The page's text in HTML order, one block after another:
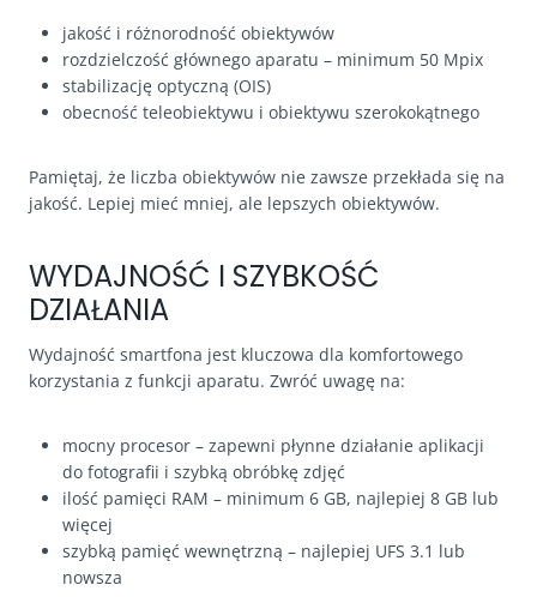
jakość i różnorodność obiektywów
rozdzielczość głównego aparatu – minimum 50 Mpix
stabilizację optyczną (OIS)
obecność teleobiektywu i obiektywu szerokokątnego
Pamiętaj, że liczba obiektywów nie zawsze przekłada się na
jakość. Lepiej mieć mniej, ale lepszych obiektywów.
WYDAJNOŚĆ I SZYBKOŚĆ
DZIAŁANIA
Wydajność smartfona jest kluczowa dla komfortowego
korzystania z funkcji aparatu. Zwróć uwagę na:
mocny procesor – zapewni płynne działanie aplikacji
do fotografii i szybką obróbkę zdjęć
ilość pamięci RAM – minimum 6 GB, najlepiej 8 GB lub
więcej
szybką pamięć wewnętrzną – najlepiej UFS 3.1 lub
nowsza